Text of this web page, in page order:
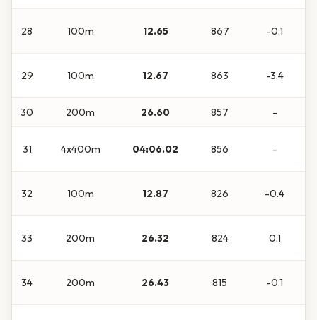
28 100m 12.65 867 -0.1
29 100m 12.67 863 -3.4
30 200m 26.60 857 -
31 4x400m 04:06.02 856 -
32 100m 12.87 826 -0.4
33 200m 26.32 824 0.1
34 200m 26.43 815 -0.1